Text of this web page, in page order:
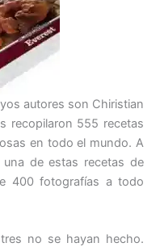
autores son Chiristian
recopilaron 555 recetas
en todo el mundo. A
de estas recetas de
400 fotografías a todo
no se hayan hecho.